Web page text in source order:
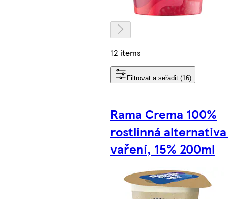
12 items
Filtrovat a seřadit (16)
Rama Crema 100%
rostlinná
vaření, 15% 200ml